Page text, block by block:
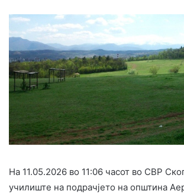
На 11.05.2026 во 11:06 часот во СВР
училиште на подрачјето на општина